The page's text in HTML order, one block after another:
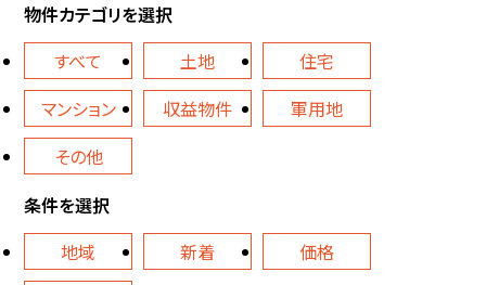
物件カテゴリを選択
すべて
土地
住宅
マンション
収益物件
軍用地
その他
条件を選択
地域
新着
価格